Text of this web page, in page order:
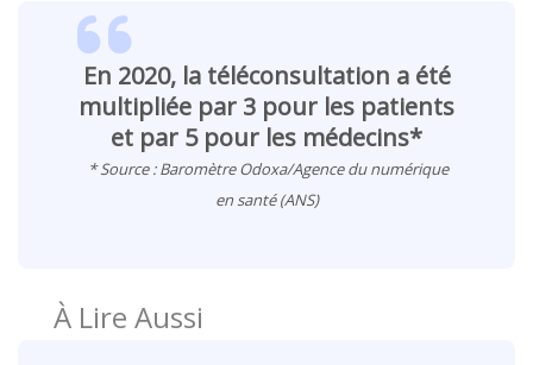
En 2020, la téléconsultation a été
multipliée par 3 pour les patients
et par 5 pour les médecins*
* Source : Baromètre Odoxa/Agence du numérique
en santé (ANS)
À Lire Aussi